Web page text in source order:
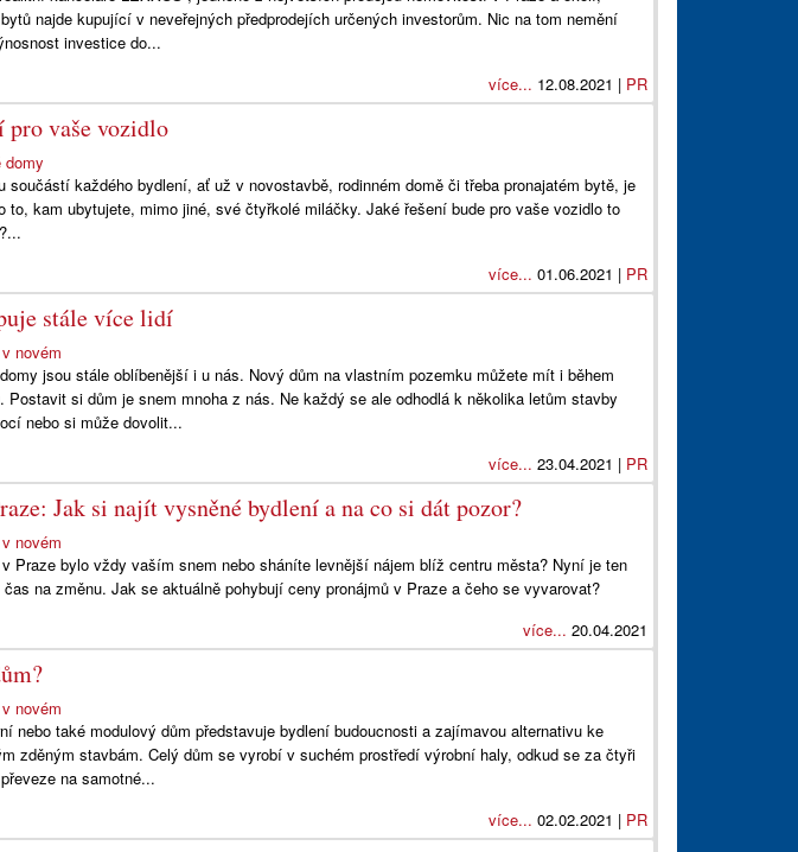
najde kupující v neveřejných předprodejích určených investorům. Nic na tom nemění
investice do...
více... 12.08.2021 | PR
pro vaše vozidlo
domy
součástí každého bydlení, ať už v novostavbě, rodinném domě či třeba pronajatém bytě, je
to, kam ubytujete, mimo jiné, své čtyřkolé miláčky. Jaké řešení bude pro vaše vozidlo to
více... 01.06.2021 | PR
stále více lidí
novém
jsou stále oblíbenější i u nás. Nový dům na vlastním pozemku můžete mít i během
Postavit si dům je snem mnoha z nás. Ne každý se ale odhodlá k několika letům stavby
nebo si může dovolit...
více... 23.04.2021 | PR
Jak si najít vysněné bydlení a na co si dát pozor?
novém
Praze bylo vždy vaším snem nebo sháníte levnější nájem blíž centru města? Nyní je ten
čas na změnu. Jak se aktuálně pohybují ceny pronájmů v Praze a čeho se vyvarovat?
více... 20.04.2021
novém
nebo také modulový dům představuje bydlení budoucnosti a zajímavou alternativu ke
zděným stavbám. Celý dům se vyrobí v suchém prostředí výrobní haly, odkud se za čtyři
na samotné...
více... 02.02.2021 | PR